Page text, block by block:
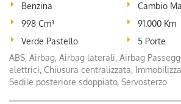
Benzina
Cambio
998 Cm³
91.000 Km
Verde Pastello
5 Porte
ABS, Airbag, Airbag laterali, Airbag
elettrici, Chiusura centralizzata,
Sedile posteriore sdoppiato, Servosterzo